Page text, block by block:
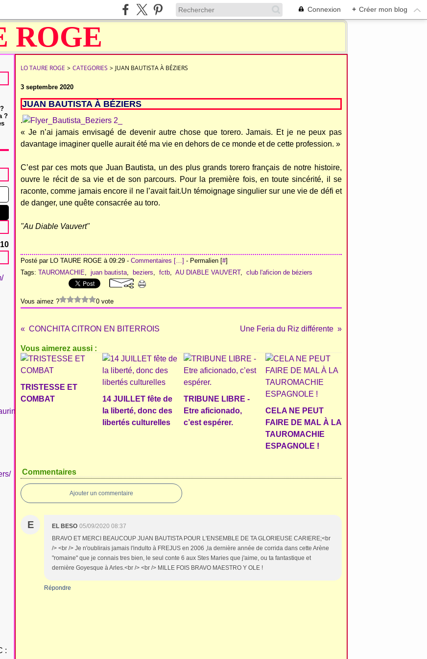
Connexion + Créer mon blog
?
:
LO TAURE ROGE > CATEGORIES > JUAN BAUTISTA À BÉZIERS
3 septembre 2020
JUAN BAUTISTA À BÉZIERS
.
« Je n’ai jamais envisagé de devenir autre chose que torero. Jamais. Et je ne peux pas
davantage imaginer quelle aurait été ma vie en dehors de ce monde et de cette profession. »
C’est par ces mots que Juan Bautista, un des plus grands torero français de notre histoire,
ouvre le récit de sa vie et de son parcours. Pour la première fois, en toute sincérité, il se
raconte, comme jamais encore il ne l’avait fait.Un témoignage singulier sur une vie de défi et
de danger, une quête consacrée au toro.
"Au Diable Vauvert"
Posté par LO TAURE ROGE à 09:29 - Commentaires […] - Permalien [#]
Tags: TAUROMACHIE, juan bautista, beziers, fctb, AU DIABLE VAUVERT, club l'aficion de béziers
Vous aimez ? 0 vote
CONCHITA CITRON EN BITERROIS Une Feria du Riz différente
Vous aimerez aussi :
TRISTESSE ET
COMBAT
14 JUILLET fête de
la liberté, donc des
libertés culturelles
TRIBUNE LIBRE -
Etre aficionado,
c’est espérer.
CELA NE PEUT
FAIRE DE MAL À LA
TAUROMACHIE
ESPAGNOLE !
Commentaires
Ajouter un commentaire
E EL BESO 05/09/2020 08:37
BRAVO ET MERCI BEAUCOUP JUAN BAUTISTA POUR L'ENSEMBLE DE TA GLORIEUSE CARIERE;<br
/> <br /> Je n'oublirais jamais l'indulto à FREJUS en 2006 ,la dernière année de corrida dans cette Arène
"romaine" que je connais tres bien, le seul conte 6 aux Stes Maries que j'aime, ou ta fantastique et
dernière Goyesque à Arles.<br /> <br /> MILLE FOIS BRAVO MAESTRO Y OLE !
Répondre